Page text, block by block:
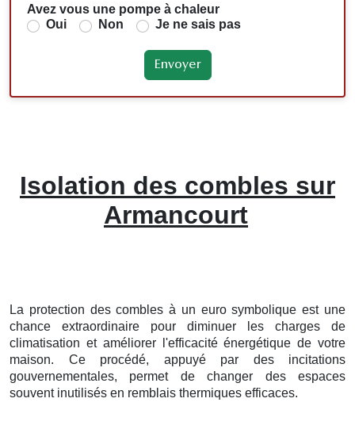
Avez vous une pompe à chaleur
Oui
Non Je ne sais pas
Isolation des combles sur
Armancourt
La protection descombles à un euro symbolique est une
chance
extraordinaire pour diminuer les charges de
climatisation et améliorerl'efficacité énergétique de votre
maison. Ce procédé, appuyépar des incitations
gouvernementales, permet dechanger desespaces
souvent inutilisés en remblais thermiques efficaces.